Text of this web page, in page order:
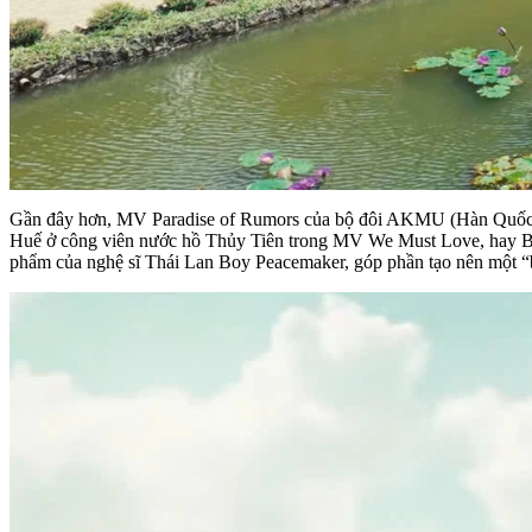
Gần đây hơn, MV Paradise of Rumors của bộ đôi AKMU (Hàn
Huế ở công viên nước hồ Thủy Tiên trong MV We Must Love, hay
phẩm của nghệ sĩ Thái Lan Boy Peacemaker, góp phần tạo nên một